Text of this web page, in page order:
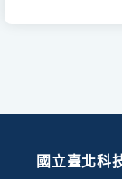
國立臺北科